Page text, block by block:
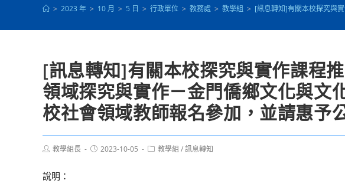
> 2023 年 > 10 月 > 5 日 > 行政單位 > 教務處 > 教學組 > [訊息轉知]有關本校探究與
[訊息轉知]有關本校探究與實作課程
領域探究與實作－金門僑鄉文化與文
校社會領域教師報名參加，並請惠予
Post教學組長
Post2023-10-05
Post教學組 /訊息轉知
說明：